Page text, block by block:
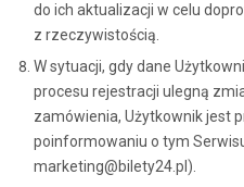
do ich aktualizacji w celu
z rzeczywistością.
W sytuacji, gdy dane
procesu rejestracji ulegną
zamówienia, Użytkownik jest
poinformowaniu o tym
marketing@bilety24.pl).